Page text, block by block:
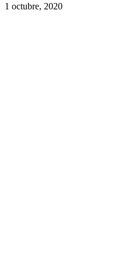
1 octubre, 2020